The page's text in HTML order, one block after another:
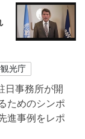
光庁
日事務所が開
ためのシンポ
進事例をレポ